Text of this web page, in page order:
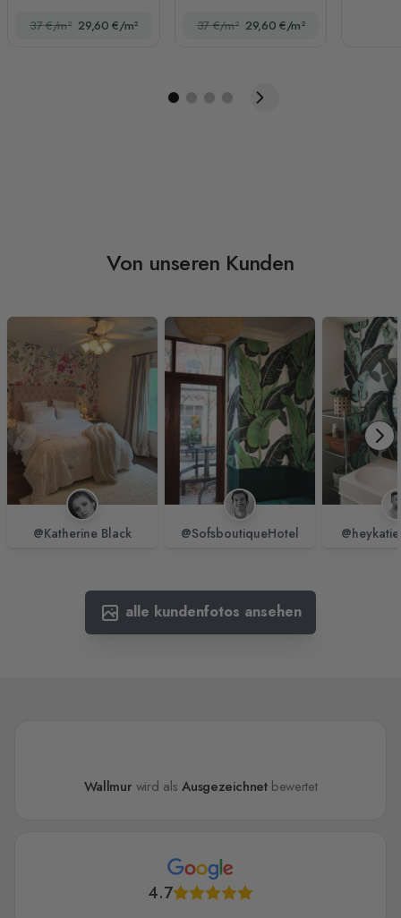
37 €/m² 29,60 €/m²
mit gezeichneten
37 €/m² 29,60 €/m²
Von unseren Kunden
@Katherine Black @SofsboutiqueHotel
alle kundenfotos ansehen
Wallmur wird alsAusgezeichnetbewertet
4.7